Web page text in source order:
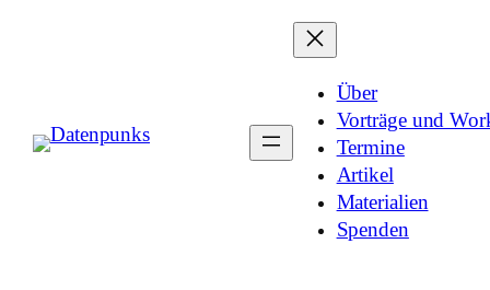
Über
Vorträge und
Termine
Artikel
Materialien
Spenden